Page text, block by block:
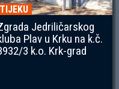
Jedriličarskog
Plav u Krku na k.č.
3 k.o. Krk-grad